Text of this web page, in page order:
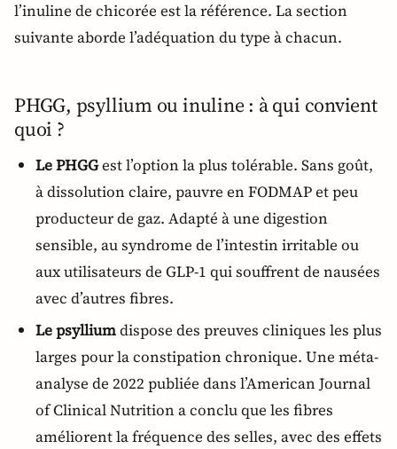
l’inuline de chicorée est la référence. La section
suivante aborde l’adéquation du type à chacun.
PHGG, psyllium ou inuline : à qui convient
quoi ?
Le PHGGest l’option la plus tolérable. Sans goût,
à dissolution claire, pauvre en FODMAP et peu
producteur de gaz. Adapté à une digestion
sensible, au syndrome de l’intestin irritable ou
aux utilisateurs de GLP-1 qui souffrent de nausées
avec d’autres fibres.
Le psylliumdispose des preuves cliniques les plus
larges pour la constipation chronique. Une méta-
analyse de 2022 publiée dans l’American Journal
of Clinical Nutrition a conclu que les fibres
améliorent la fréquence des selles, avec des effets